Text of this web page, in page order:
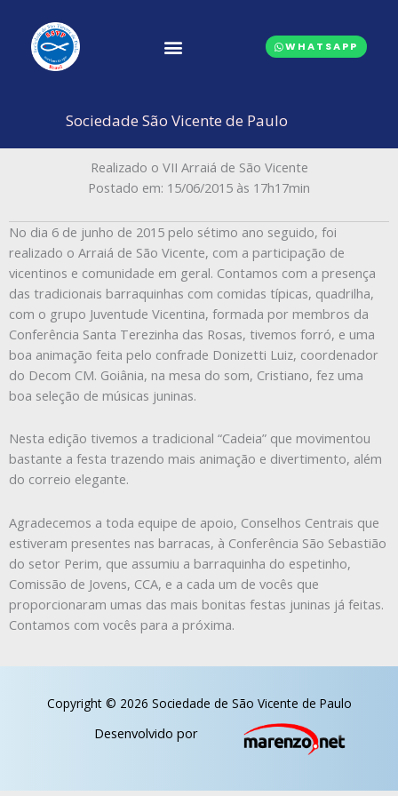
conteúdo
WHATSAPP
Sociedade São Vicente de Paulo
Realizado o VII Arraiá de São Vicente
Postado em: 15/06/2015 às 17h17min
No dia 6 de junho de 2015 pelo sétimo ano seguido, foi
realizado o Arraiá de São Vicente, com a participação de
vicentinos e comunidade em geral. Contamos com a presença
das tradicionais barraquinhas com comidas típicas, quadrilha,
com o grupo Juventude Vicentina, formada por membros da
Conferência Santa Terezinha das Rosas, tivemos forró, e uma
boa animação feita pelo confrade Donizetti Luiz, coordenador
do Decom CM. Goiânia, na mesa do som, Cristiano, fez uma
boa seleção de músicas juninas.
Nesta edição tivemos a tradicional “Cadeia” que movimentou
bastante a festa trazendo mais animação e divertimento, além
do correio elegante.
Agradecemos a toda equipe de apoio, Conselhos Centrais que
estiveram presentes nas barracas, à Conferência São Sebastião
do setor Perim, que assumiu a barraquinha do espetinho,
Comissão de Jovens, CCA, e a cada um de vocês que
proporcionaram umas das mais bonitas festas juninas já feitas.
Contamos com vocês para a próxima.
Copyright © 2026 Sociedade de São Vicente de Paulo
Desenvolvido por